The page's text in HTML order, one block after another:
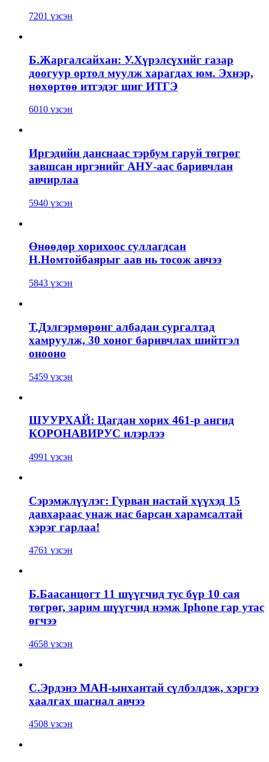
7201 үзсэн
Б.Жаргалсайхан: У.Хүрэлсүхийг газар
доогуур ортол муулж харагдах юм. Эхнэр,
нөхөртөө итгэдэг шиг ИТГЭ
6010 үзсэн
Иргэдийн данснаас тэрбум гаруй төгрөг
завшсан иргэнийг АНУ-аас баривчлан
авчирлаа
5940 үзсэн
Өнөөдөр хорихоос суллагдсан
Н.Номтойбаярыг аав нь тосож авчээ
5843 үзсэн
Т.Дэлгэрмөрөнг албадан сургалтад
хамруулж, 30 хоног баривчлах шийтгэл
онооно
5459 үзсэн
ШУУРХАЙ: Цагдан хорих 461-р ангид
КОРОНАВИРУС илэрлээ
4991 үзсэн
Сэрэмжлүүлэг: Гурван настай хүүхэд 15
давхараас унаж нас барсан харамсалтай
хэрэг гарлаа!
4761 үзсэн
Б.Баасанцогт 11 шүүгчид тус бүр 10 сая
төгрөг, зарим шүүгчид нэмж Iphone гар утас
өгчээ
4658 үзсэн
С.Эрдэнэ МАН-ынхантай сүлбэлдэж, хэргээ
хаалгах шагнал авчээ
4508 үзсэн